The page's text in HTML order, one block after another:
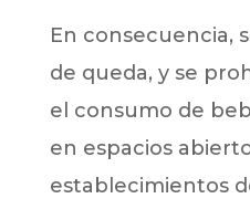
En consecuencia,
de queda, y se
el consumo de
en espacios
establecimientos